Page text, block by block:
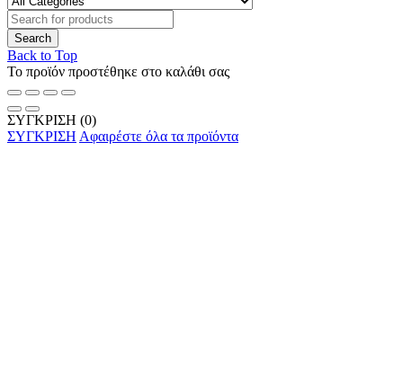
Back to Top
Το προϊόν προστέθηκε στο καλάθι σας
ΣΥΓΚΡΙΣΗ (0)
ΣΥΓΚΡΙΣΗ Αφαιρέστε όλα τα προϊόντα